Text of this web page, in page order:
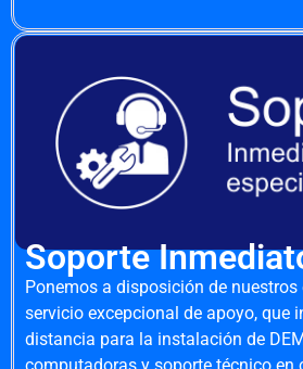
Soporte
Ponemos a disposición de
servicio excepcional de apoyo, que
distancia para la instalación de
computadoras y soporte técnico en